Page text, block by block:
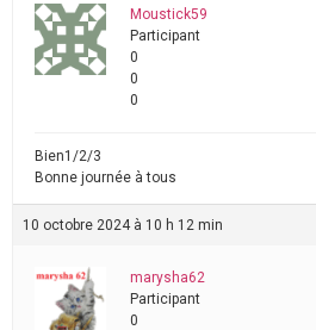
Moustick59
Participant
0
0
0
Bien1/2/3
Bonne journée à tous
10 octobre 2024 à 10 h 12 min
marysha62
Participant
0